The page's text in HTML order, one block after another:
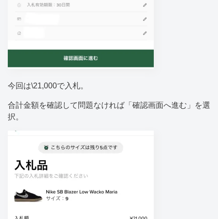
今回は\21,000で入札。
合計金額を確認して問題なければ「確認画面へ進む」を選
択。